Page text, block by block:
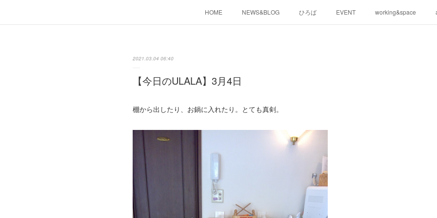
HOME NEWS&BLOG ひろば EVENT working&space
2021.03.04 06:40
【今日のULALA】3月4日
棚から出したり、お鍋に入れたり。とても真剣。